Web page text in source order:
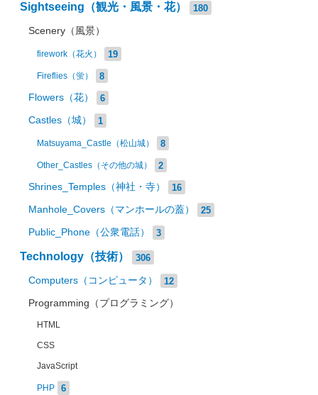
Sightseeing（観光・風景・花） 180
Scenery（風景）
firework（花火） 19
Fireflies（蛍） 8
Flowers（花） 6
Castles（城） 1
Matsuyama_Castle（松山城） 8
Other_Castles（その他の城） 2
Shrines_Temples（神社・寺） 16
Manhole_Covers（マンホールの蓋） 25
Public_Phone（公衆電話） 3
Technology（技術） 306
Computers（コンピュータ） 12
Programming（プログラミング）
HTML
CSS
JavaScript
PHP 6